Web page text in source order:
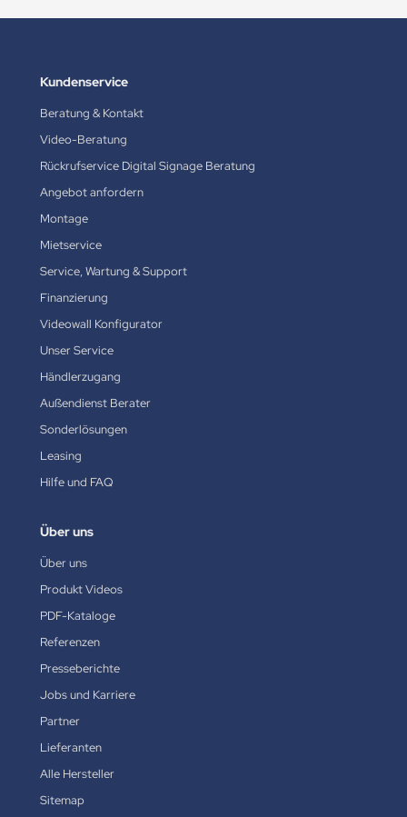
Kundenservice
Beratung & Kontakt
Video-Beratung
Rückrufservice Digital Signage Beratung
Angebot anfordern
Montage
Mietservice
Service, Wartung & Support
Finanzierung
Videowall Konfigurator
Unser Service
Händlerzugang
Außendienst Berater
Sonderlösungen
Leasing
Hilfe und FAQ
Über uns
Über uns
Produkt Videos
PDF-Kataloge
Referenzen
Presseberichte
Jobs und Karriere
Partner
Lieferanten
Alle Hersteller
Sitemap